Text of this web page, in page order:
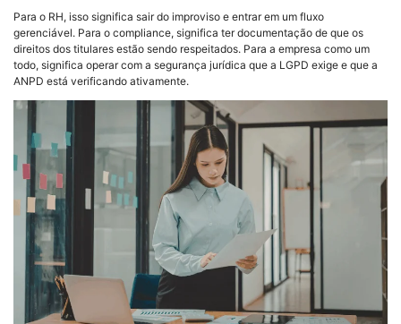
Para o RH, isso significa sair do improviso e entrar em um fluxo
gerenciável. Para o compliance, significa ter documentação de que os
direitos dos titulares estão sendo respeitados. Para a empresa como um
todo, significa operar com a segurança jurídica que a LGPD exige e que a
ANPD está verificando ativamente.